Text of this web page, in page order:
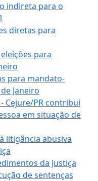
indireta para o
diretas para
para
para mandato-
Janeiro
Cejure/PR contribui
em situação de
litigância abusiva
da Justiça
de sentenças